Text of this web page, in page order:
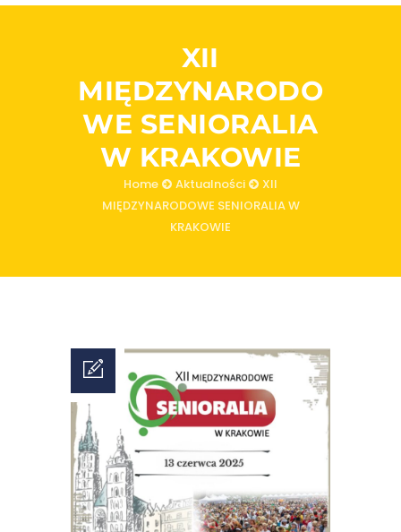
XII
MIĘDZYNARODO
WE SENIORALIA
W KRAKOWIE
Home Aktualności
XII
MIĘDZYNARODOWE SENIORALIA W
KRAKOWIE